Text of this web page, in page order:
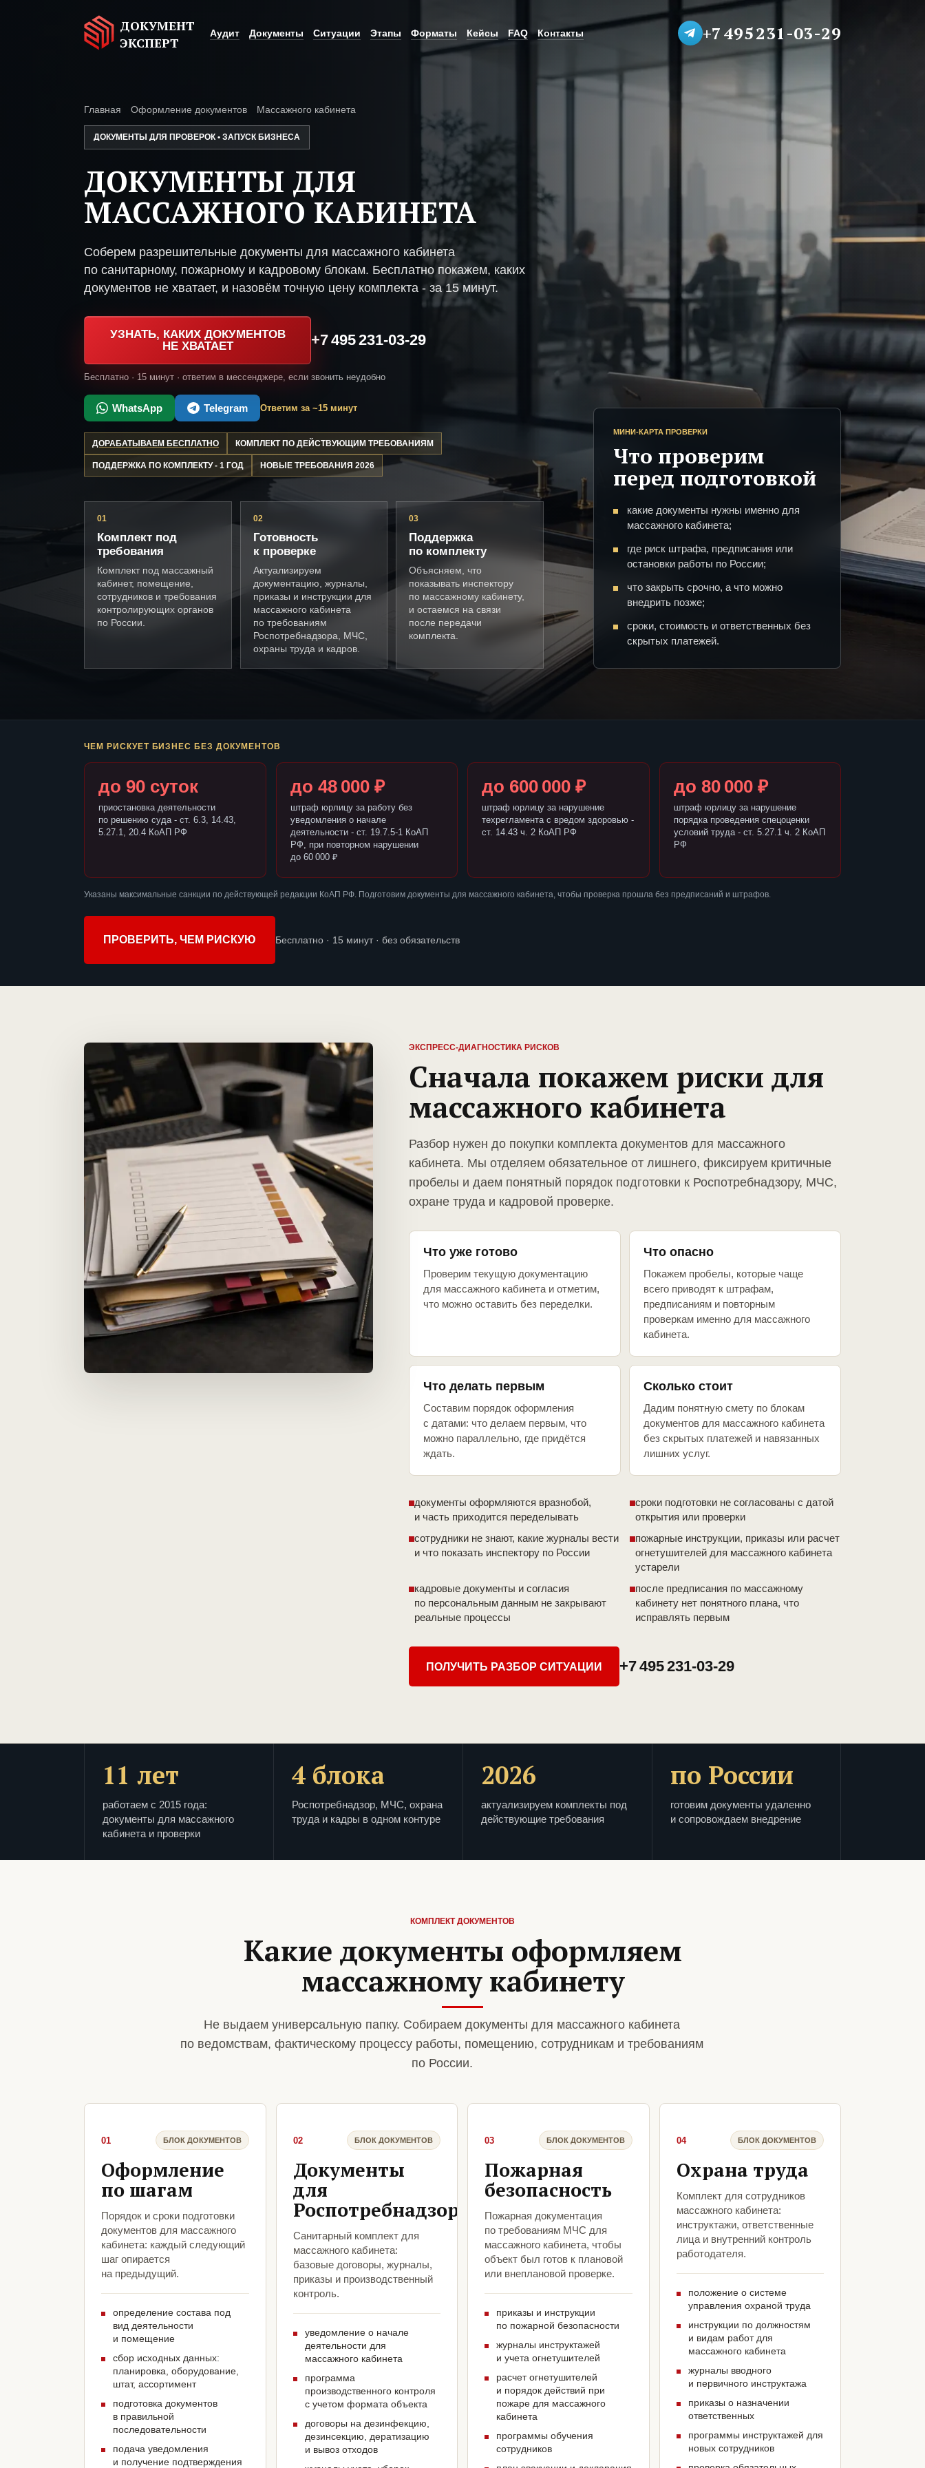
ДОКУМЕНТ
ЭКСПЕРТ
Аудит Документы Ситуации Этапы Форматы Кейсы FAQ Контакты +7 495 231-03-29
Главная Оформление документов Массажного кабинета
ДОКУМЕНТЫ ДЛЯ ПРОВЕРОК • ЗАПУСК БИЗНЕСА
ДОКУМЕНТЫ ДЛЯ
МАССАЖНОГО КАБИНЕТА
Соберем разрешительные документы для массажного кабинета
по санитарному, пожарному и кадровому блокам. Бесплатно покажем, каких
документов не хватает, и назовём точную цену комплекта - за 15 минут.
УЗНАТЬ, КАКИХ ДОКУМЕНТОВ
НЕ ХВАТАЕТ
+7 495 231-03-29
Бесплатно · 15 минут · ответим в мессенджере, если звонить неудобно
WhatsApp Telegram Ответим за ~15 минут
ДОРАБАТЫВАЕМ БЕСПЛАТНО КОМПЛЕКТ ПО ДЕЙСТВУЮЩИМ ТРЕБОВАНИЯМ
ПОДДЕРЖКА ПО КОМПЛЕКТУ - 1 ГОД НОВЫЕ ТРЕБОВАНИЯ 2026
01
Комплект под
требования
Комплект под массажный
кабинет, помещение,
сотрудников и требования
контролирующих органов
по России.
02
Готовность
к проверке
Актуализируем
документацию, журналы,
приказы и инструкции для
массажного кабинета
по требованиям
Роспотребнадзора, МЧС,
охраны труда и кадров.
03
Поддержка
по комплекту
Объясняем, что
показывать инспектору
по массажному кабинету,
и остаемся на связи
после передачи
комплекта.
МИНИ-КАРТА ПРОВЕРКИ
Что проверим
перед подготовкой
какие документы нужны именно для
массажного кабинета;
где риск штрафа, предписания или
остановки работы по России;
что закрыть срочно, а что можно
внедрить позже;
сроки, стоимость и ответственных без
скрытых платежей.
ЧЕМ РИСКУЕТ БИЗНЕС БЕЗ ДОКУМЕНТОВ
до 90 суток
приостановка деятельности
по решению суда - ст. 6.3, 14.43,
5.27.1, 20.4 КоАП РФ
до 48 000 ₽
штраф юрлицу за работу без
уведомления о начале
деятельности - ст. 19.7.5-1 КоАП
РФ, при повторном нарушении
до 60 000 ₽
до 600 000 ₽
штраф юрлицу за нарушение
техрегламента с вредом здоровью -
ст. 14.43 ч. 2 КоАП РФ
до 80 000 ₽
штраф юрлицу за нарушение
порядка проведения спецоценки
условий труда - ст. 5.27.1 ч. 2 КоАП
РФ
Указаны максимальные санкции по действующей редакции КоАП РФ. Подготовим документы для массажного кабинета, чтобы проверка прошла без предписаний и штрафов.
ПРОВЕРИТЬ, ЧЕМ РИСКУЮ Бесплатно · 15 минут · без обязательств
ЭКСПРЕСС-ДИАГНОСТИКА РИСКОВ
Сначала покажем риски для
массажного кабинета
Разбор нужен до покупки комплекта документов для массажного
кабинета. Мы отделяем обязательное от лишнего, фиксируем критичные
пробелы и даем понятный порядок подготовки к Роспотребнадзору, МЧС,
охране труда и кадровой проверке.
Что уже готово
Проверим текущую документацию
для массажного кабинета и отметим,
что можно оставить без переделки.
Что опасно
Покажем пробелы, которые чаще
всего приводят к штрафам,
предписаниям и повторным
проверкам именно для массажного
кабинета.
Что делать первым
Составим порядок оформления
с датами: что делаем первым, что
можно параллельно, где придётся
ждать.
Сколько стоит
Дадим понятную смету по блокам
документов для массажного кабинета
без скрытых платежей и навязанных
лишних услуг.
документы оформляются вразнобой,
и часть приходится переделывать
сроки подготовки не согласованы с датой
открытия или проверки
сотрудники не знают, какие журналы вести
и что показать инспектору по России
пожарные инструкции, приказы или расчет
огнетушителей для массажного кабинета
устарели
кадровые документы и согласия
по персональным данным не закрывают
реальные процессы
после предписания по массажному
кабинету нет понятного плана, что
исправлять первым
ПОЛУЧИТЬ РАЗБОР СИТУАЦИИ +7 495 231-03-29
11 лет
работаем с 2015 года:
документы для массажного
кабинета и проверки
4 блока
Роспотребнадзор, МЧС, охрана
труда и кадры в одном контуре
2026
актуализируем комплекты под
действующие требования
по России
готовим документы удаленно
и сопровождаем внедрение
КОМПЛЕКТ ДОКУМЕНТОВ
Какие документы оформляем
массажному кабинету
Не выдаем универсальную папку. Собираем документы для массажного кабинета
по ведомствам, фактическому процессу работы, помещению, сотрудникам и требованиям
по России.
01 БЛОК ДОКУМЕНТОВ
Оформление
по шагам
Порядок и сроки подготовки
документов для массажного
кабинета: каждый следующий
шаг опирается
на предыдущий.
определение состава под
вид деятельности
и помещение
сбор исходных данных:
планировка, оборудование,
штат, ассортимент
подготовка документов
в правильной
последовательности
подача уведомления
и получение подтверждения
02 БЛОК ДОКУМЕНТОВ
Документы
для
Роспотребнадзора
Санитарный комплект для
массажного кабинета:
базовые договоры, журналы,
приказы и производственный
контроль.
уведомление о начале
деятельности для
массажного кабинета
программа
производственного контроля
с учетом формата объекта
договоры на дезинфекцию,
дезинсекцию, дератизацию
и вывоз отходов
03 БЛОК ДОКУМЕНТОВ
Пожарная
безопасность
Пожарная документация
по требованиям МЧС для
массажного кабинета, чтобы
объект был готов к плановой
или внеплановой проверке.
приказы и инструкции
по пожарной безопасности
журналы инструктажей
и учета огнетушителей
расчет огнетушителей
и порядок действий при
пожаре для массажного
кабинета
программы обучения
сотрудников
04 БЛОК ДОКУМЕНТОВ
Охрана труда
Комплект для сотрудников
массажного кабинета:
инструктажи, ответственные
лица и внутренний контроль
работодателя.
положение о системе
управления охраной труда
инструкции по должностям
и видам работ для
массажного кабинета
журналы вводного
и первичного инструктажа
приказы о назначении
ответственных
программы инструктажей для
новых сотрудников